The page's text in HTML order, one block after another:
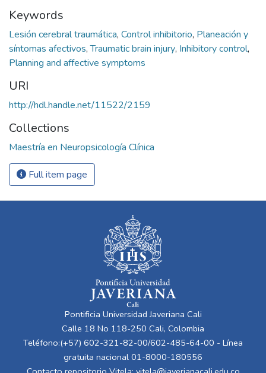
Keywords
Lesión cerebral traumática, Control inhibitorio, Planeación y
síntomas afectivos,Traumatic brain injury, Inhibitory control,
Planning and affective symptoms
URI
http://hdl.handle.net/11522/2159
Collections
Maestría en Neuropsicología Clínica
Full item page
Pontificia Universidad Javeriana Cali
Calle 18 No 118-250 Cali, Colombia
Teléfono:(+57) 602-321-82-00/602-485-64-00 - Línea
gratuita nacional 01-8000-180556